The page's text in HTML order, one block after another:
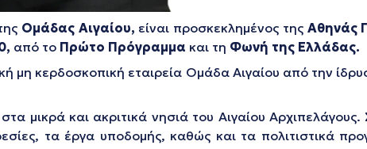
Ομάδας Αιγαίου, είναι προσκεκλημένος της Αθηνάς
από το Πρώτο Πρόγραμμα και τη Φωνή της Ελλάδας.
μη κερδοσκοπική εταιρεία Ομάδα Αιγαίου από την
και ακριτικά νησιά του Αιγαίου Αρχιπελάγους.
τα έργα υποδομής, καθώς και τα πολιτιστικά